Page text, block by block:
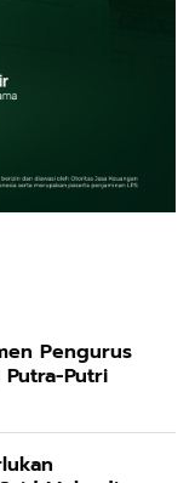
Pengurus
Putra-Putri